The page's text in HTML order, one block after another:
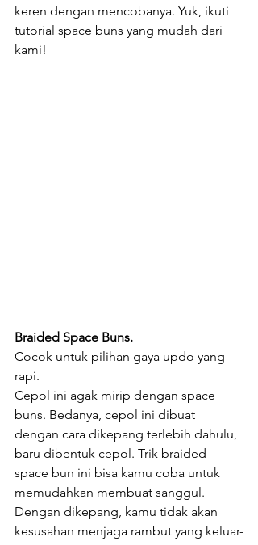
keren dengan mencobanya. Yuk, ikuti
tutorial space buns yang mudah dari
kami!
Braided Space Buns.
Cocok untuk pilihan gaya updo yang
rapi.
Cepol ini agak mirip dengan space
buns. Bedanya, cepol ini dibuat
dengan cara dikepang terlebih dahulu,
baru dibentuk cepol. Trik braided
space bun ini bisa kamu coba untuk
memudahkan membuat sanggul.
Dengan dikepang, kamu tidak akan
kesusahan menjaga rambut yang keluar-